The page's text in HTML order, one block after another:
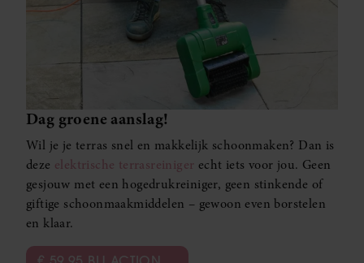
Dag groene aanslag!
Wil je je terras snel en makkelijk schoonmaken? Dan is
deze elektrische terrasreiniger echt iets voor jou. Geen
gesjouw met een hogedrukreiniger, geen stinkende of
giftige schoonmaakmiddelen – gewoon even borstelen
en klaar.